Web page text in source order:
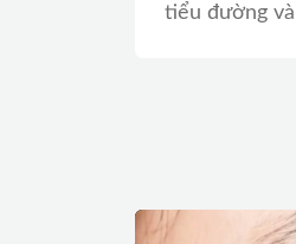
tiểu đường